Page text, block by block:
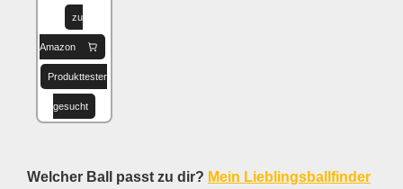
zu
Amazon
Produkttester
gesucht
Welcher Ball passt zu dir? Mein Lieblingsballfinder